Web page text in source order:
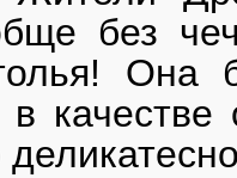
без
Она
в